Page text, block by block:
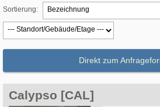
Sortierung:
Direkt zum
Calypso [CAL]